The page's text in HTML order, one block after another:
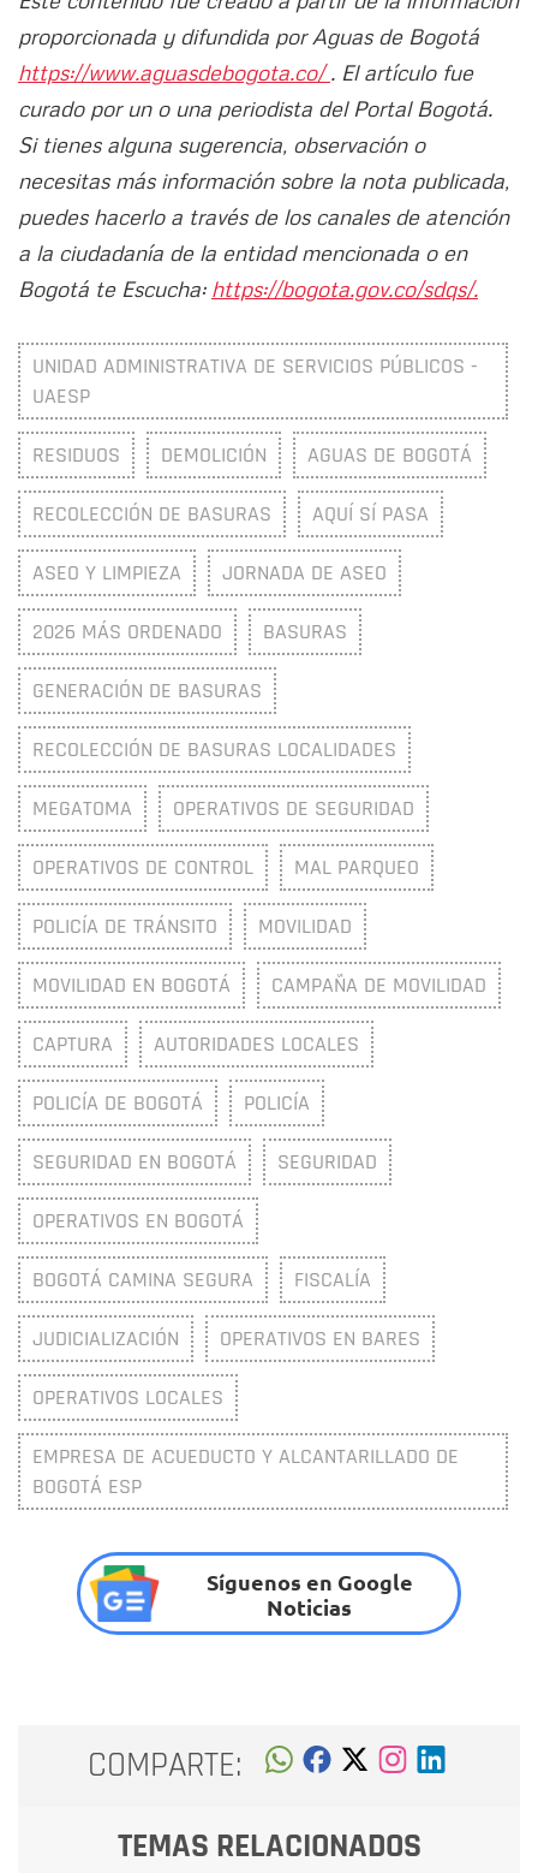
proporcionada y difundida por Aguas de Bogotá
https://www.aguasdebogota.co/. El artículo fue
curado por un o una periodista del Portal Bogotá.
Si tienes alguna sugerencia, observación o
necesitas más información sobre la nota publicada,
puedes hacerlo a través de los canales de atención
a la ciudadanía de la entidad mencionada o en
Bogotá te Escucha: https://bogota.gov.co/sdqs/.
UNIDAD ADMINISTRATIVA DE SERVICIOS PÚBLICOS -
UAESP
RESIDUOS DEMOLICIÓN AGUAS DE BOGOTÁ
RECOLECCIÓN DE BASURAS AQUÍ SÍ PASA
ASEO Y LIMPIEZA JORNADA DE ASEO
2026 MÁS ORDENADO BASURAS
GENERACIÓN DE BASURAS
RECOLECCIÓN DE BASURAS LOCALIDADES
MEGATOMA OPERATIVOS DE SEGURIDAD
OPERATIVOS DE CONTROL MAL PARQUEO
POLICÍA DE TRÁNSITO MOVILIDAD
MOVILIDAD EN BOGOTÁ CAMPAÑA DE MOVILIDAD
CAPTURA AUTORIDADES LOCALES
POLICÍA DE BOGOTÁ POLICÍA
SEGURIDAD EN BOGOTÁ SEGURIDAD
OPERATIVOS EN BOGOTÁ
BOGOTÁ CAMINA SEGURA FISCALÍA
JUDICIALIZACIÓN OPERATIVOS EN BARES
OPERATIVOS LOCALES
EMPRESA DE ACUEDUCTO Y ALCANTARILLADO DE
BOGOTÁ ESP
Síguenos en Google
Noticias
COMPARTE:
TEMAS RELACIONADOS